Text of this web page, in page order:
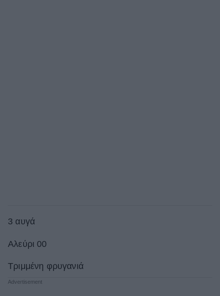
3 αυγά
Αλεύρι 00
Τριμμένη φρυγανιά